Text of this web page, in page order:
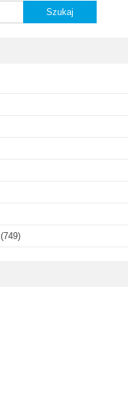
(749)